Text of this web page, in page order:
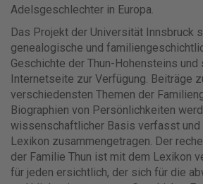
Adelsgeschlechter in Europa.
Das Projekt der Universität Innsbruck
genealogische und
Geschichte der Thun-Hohensteins
Internetseite zur Verfügung. Beiträge
verschiedensten Themen der
Biographien von Persönlichkeiten
wissenschaftlicher Basis verfasst und
Lexikon zusammengetragen. Der
der Familie Thun ist mit dem Lexikon
für jeden ersichtlich, der sich für die